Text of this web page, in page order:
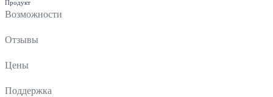
Продукт
Возможности
Отзывы
Цены
Поддержка